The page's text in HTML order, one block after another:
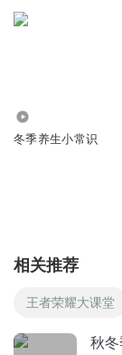
冬季养生小常识
相关推荐
王者荣耀大课堂
秋